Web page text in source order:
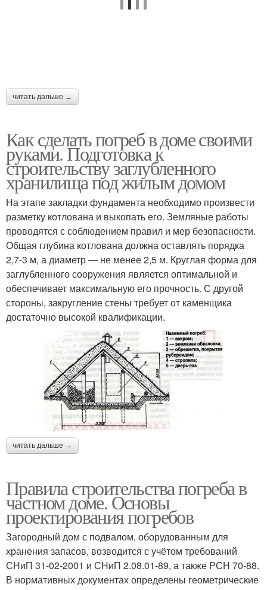
читать дальше →
Как сделать погреб в доме своими
руками. Подготовка к
строительству заглубленного
хранилища под жилым домом
На этапе закладки фундамента необходимо произвести
разметку котлована и выкопать его. Земляные работы
проводятся с соблюдением правил и мер безопасности.
Общая глубина котлована должна оставлять порядка
2,7-3 м, а диаметр — не менее 2,5 м. Круглая форма для
заглубленного сооружения является оптимальной и
обеспечивает максимальную его прочность. С другой
стороны, закругление стены требует от каменщика
достаточно высокой квалификации.
читать дальше →
Правила строительства погреба в
частном доме. Основы
проектирования погребов
Загородный дом с подвалом, оборудованным для
хранения запасов, возводится с учётом требований
СНиП 31-02-2001 и СНиП 2.08.01-89, а также РСН 70-88.
В нормативных документах определены геометрические